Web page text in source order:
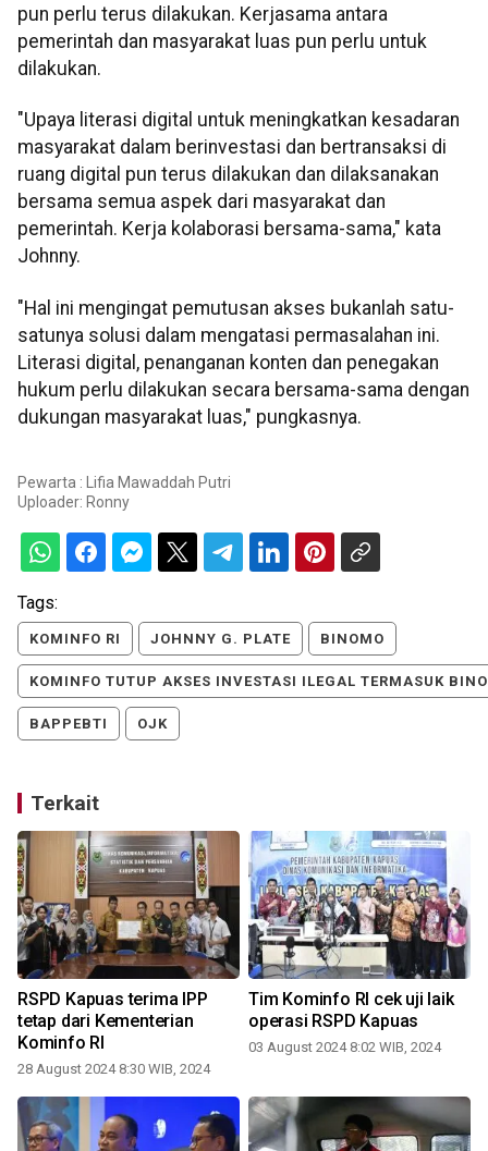
pun perlu terus dilakukan. Kerjasama antara
pemerintah dan masyarakat luas pun perlu untuk
dilakukan.
"Upaya literasi digital untuk meningkatkan kesadaran
masyarakat dalam berinvestasi dan bertransaksi di
ruang digital pun terus dilakukan dan dilaksanakan
bersama semua aspek dari masyarakat dan
pemerintah. Kerja kolaborasi bersama-sama," kata
Johnny.
"Hal ini mengingat pemutusan akses bukanlah satu-
satunya solusi dalam mengatasi permasalahan ini.
Literasi digital, penanganan konten dan penegakan
hukum perlu dilakukan secara bersama-sama dengan
dukungan masyarakat luas," pungkasnya.
Pewarta : Lifia Mawaddah Putri
Uploader: Ronny
Tags:
KOMINFO RI JOHNNY G. PLATE BINOMO
KOMINFO TUTUP AKSES INVESTASI ILEGAL TERMASUK
BAPPEBTI OJK
Terkait
RSPD Kapuas terima IPP
tetap dari Kementerian
Kominfo RI
28 August 2024 8:30 WIB, 2024
Tim Kominfo RI cek uji laik
operasi RSPD Kapuas
03 August 2024 8:02 WIB, 2024